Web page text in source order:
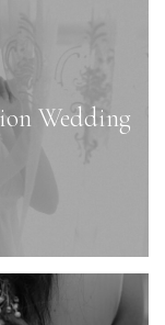
Wedding